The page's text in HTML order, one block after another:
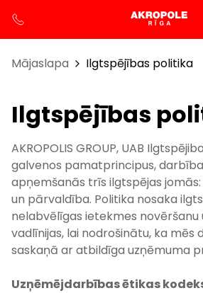
Mājaslapa Ilgtspējības politika
Ilgtspējības
AKROPOLIS GROUP, UAB
galvenos pamatprincipus,
apņemšanās trīs ilgtspējas
un pārvaldība. Politika nosaka
nelabvēlīgas ietekmes novēršanu
vadlīnijas, lai nodrošinātu, ka mēs
saskaņā ar atbildīga uzņēmuma
Uzņēmējdarbības ētikas